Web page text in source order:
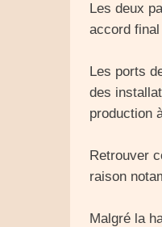
Les deux
accord
Les ports
des
production
Retrouver
raison
Malgré la